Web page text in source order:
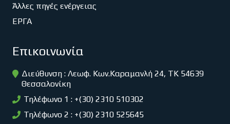
Άλλες πηγές ενέργειας
ΕΡΓΑ
Επικοινωνία
Διεύθυνση : Λεωφ. Κων.Καραμανλή 24, ΤΚ 54639
Θεσσαλονίκη
Τηλέφωνο 1 : +(30) 2310 510302
Τηλέφωνο 2 : +(30) 2310 525645